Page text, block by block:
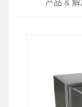
产品 &